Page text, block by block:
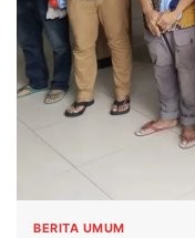
BERITA UMUM